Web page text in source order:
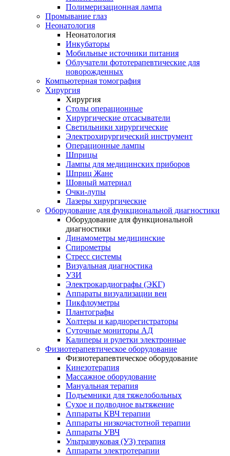
Полимеризационная лампа
Промывание глаз
Неонатология
Неонатология
Инкубаторы
Мобильные источники питания
Облучатели фототерапевтические для
новорожденных
Компьютерная томография
Хирургия
Хирургия
Столы операционные
Хирургические отсасыватели
Светильники хирургические
Электрохирургический инструмент
Операционные лампы
Шприцы
Лампы для медицинских приборов
Шприц Жане
Шовный материал
Очки-лупы
Лазеры хирургические
Оборудование для функциональной диагностики
Оборудование для функциональной
диагностики
Динамометры медицинские
Спирометры
Стресс системы
Визуальная диагностика
УЗИ
Электрокардиографы (ЭКГ)
Аппараты визуализации вен
Пикфлоуметры
Плантографы
Холтеры и кардиорегистраторы
Суточные мониторы АД
Калиперы и рулетки электронные
Физиотерапевтическое оборудование
Физиотерапевтическое оборудование
Кинезотерапия
Массажное оборудование
Мануальная терапия
Подъемники для тяжелобольных
Сухое и подводное вытяжение
Аппараты КВЧ терапии
Аппараты низкочастотной терапии
Аппараты УВЧ
Ультразвуковая (УЗ) терапия
Аппараты электротерапии